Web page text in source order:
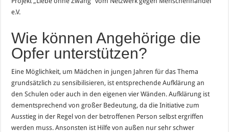
e.V.
Wie können Angehörige die
Opfer unterstützen?
Eine Möglichkeit, um Mädchen in jungen Jahren für das Thema
grundsätzlich zu sensibilisieren, ist entsprechende Aufklärung an
den Schulen oder auch in den eigenen vier Wänden. Aufklärung ist
dementsprechend von großer Bedeutung, da die Initiative zum
Ausstieg in der Regel von der betroffenen Person selbst ergriffen
werden muss. Ansonsten ist Hilfe von außen nur sehr schwer